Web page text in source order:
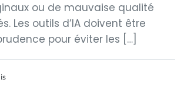
ou de mauvaise qualité
Les outils d’IA doivent être
pour éviter les […]